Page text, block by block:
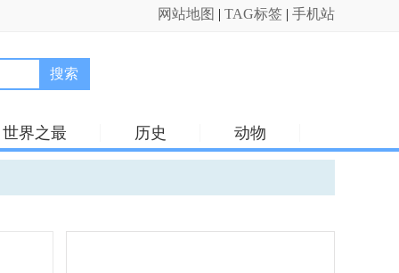
网站地图 | TAG标签 | 手机站
搜索
世界之最 历史 动物